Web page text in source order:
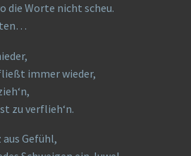
die Worte nicht scheu.
immer wieder,
zu verflieh‘n.
Gefühl,